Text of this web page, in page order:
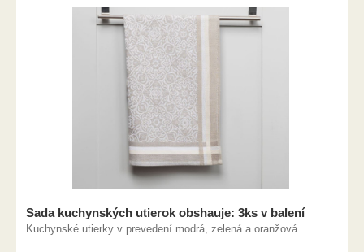
Sada kuchynských utierok obshauje: 3ks v balení
Kuchynské utierky v prevedení modrá, zelená a oranžová ...